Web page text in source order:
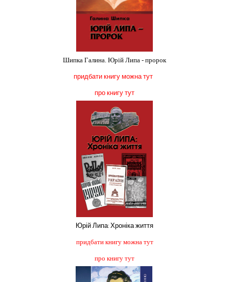
Шипка Галина. Юрій Липа - пророк
придбати книгу можна тут
про книгу тут
Юрій Липа: Хроніка життя
придбати книгу можна тут
про книгу тут